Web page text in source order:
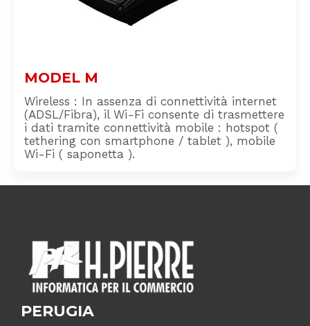
MODEL M
Wireless : In assenza di connettività internet
(ADSL/Fibra), il Wi-Fi consente di trasmettere
i dati tramite connettività mobile : hotspot (
tethering con smartphone / tablet ), mobile
Wi-Fi ( saponetta ).
PERUGIA